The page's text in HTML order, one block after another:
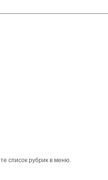
список рубрик в меню.